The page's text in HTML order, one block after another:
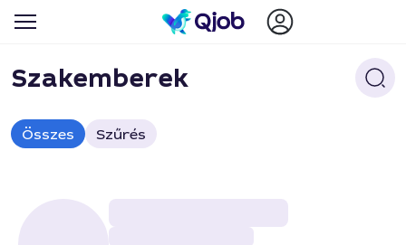
Szakemberek
Összes Szűrés